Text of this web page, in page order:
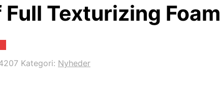
Texturizing
Kategori: Nyheder